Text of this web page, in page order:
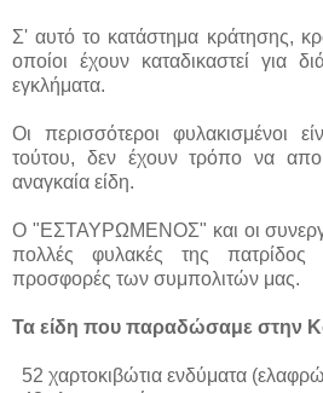
Σ' αυτό το κατάστημα κράτησης,
οποίοι έχουν καταδικαστεί για
εγκλήματα.
Οι περισσότεροι φυλακισμένοι
τούτου, δεν έχουν τρόπο να
αναγκαία είδη.
Ο "ΕΣΤΑΥΡΩΜΕΝΟΣ" και οι
πολλές φυλακές της πατρίδος
προσφορές των συμπολιτών μας.
Τα είδη που παραδώσαμε στην
52 χαρτοκιβώτια ενδύματα